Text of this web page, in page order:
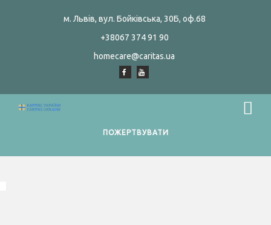
м. Львів, вул. Бойківська, 30Б, оф.68
+38067 374 91 90
homecare@caritas.ua
ПОЖЕРТВУВАТИ